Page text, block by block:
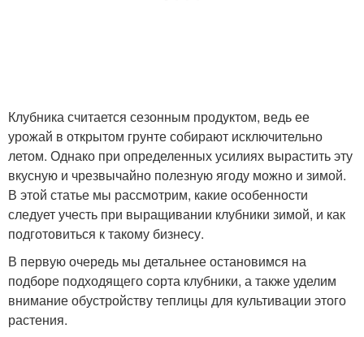
Клубника считается сезонным продуктом, ведь ее
урожай в открытом грунте собирают исключительно
летом. Однако при определенных усилиях вырастить эту
вкусную и чрезвычайно полезную ягоду можно и зимой.
В этой статье мы рассмотрим, какие особенности
следует учесть при выращивании клубники зимой, и как
подготовиться к такому бизнесу.
В первую очередь мы детальнее остановимся на
подборе подходящего сорта клубники, а также уделим
внимание обустройству теплицы для культивации этого
растения.